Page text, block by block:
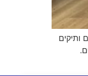
ותיקים